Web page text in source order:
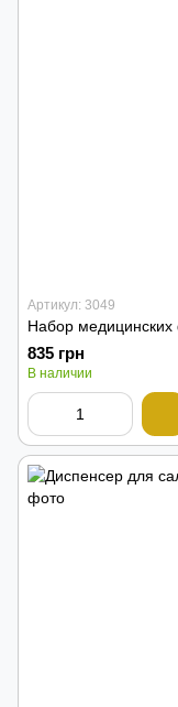
Артикул: 3049
Набор медицинских
835 грн
В наличии